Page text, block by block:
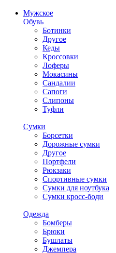
Мужское
Обувь
Ботинки
Другое
Кеды
Кроссовки
Лоферы
Мокасины
Сандалии
Сапоги
Слипоны
Туфли
Сумки
Борсетки
Дорожные сумки
Другое
Портфели
Рюкзаки
Спортивные сумки
Сумки для ноутбука
Сумки кросс-боди
Одежда
Бомберы
Брюки
Бушлаты
Джемпера